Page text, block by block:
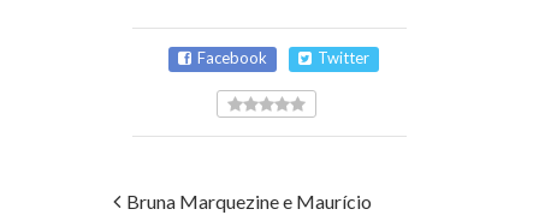
Facebook Twitter
Bruna Marquezine e Maurício